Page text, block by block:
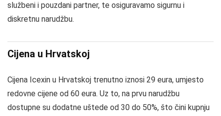
službeni i pouzdani partner, te osiguravamo sigurnu i
diskretnu narudžbu.
Cijena u Hrvatskoj
Cijena Icexin u Hrvatskoj trenutno iznosi 29 eura, umjesto
redovne cijene od 60 eura. Uz to, na prvu narudžbu
dostupne su dodatne uštede od 30 do 50%, što čini kupnju